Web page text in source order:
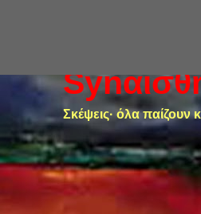
Σκέψεις· όλα παίζουν